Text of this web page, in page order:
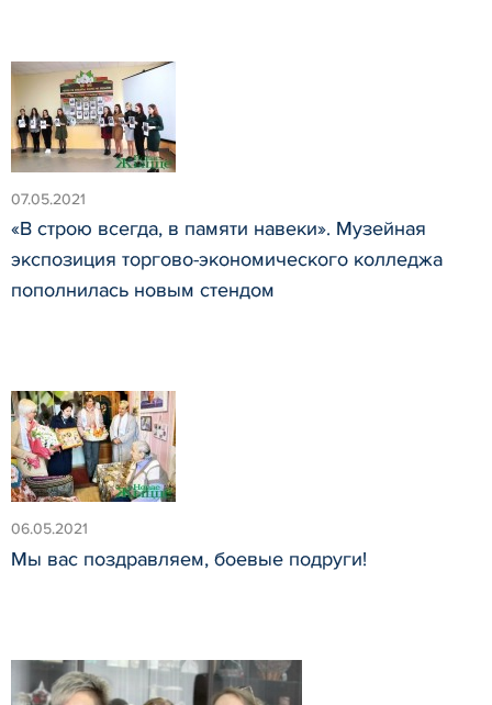
07.05.2021
«В строю всегда, в памяти навеки». Музейная
экспозиция торгово-экономического колледжа
пополнилась новым стендом
06.05.2021
Мы вас поздравляем, боевые подруги!